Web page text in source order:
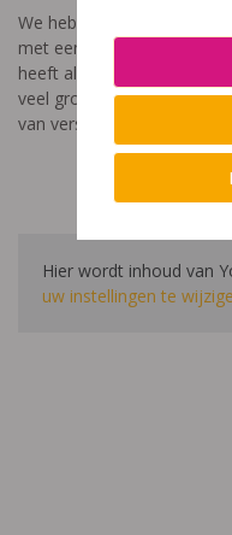
We hebben een video
met een leerstoornis. De
heeft als doel aan te
veel groter is dan enkel
van verschillende leerlingen
Hier wordt inhoud van
uw instellingen te